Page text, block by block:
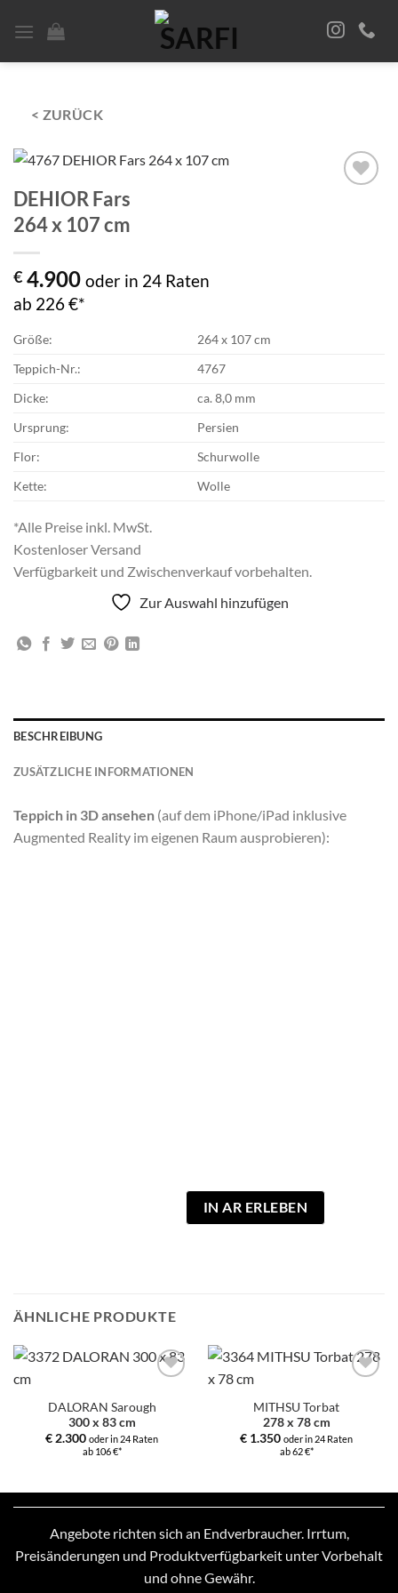
Inhalt
< ZURÜCK
DEHIOR Fars
264 x 107 cm
€ 4.900 oder in 24 Raten
ab 226 €*
Größe:
264 x 107 cm
Teppich-Nr.:
4767
Dicke:
ca. 8,0 mm
Ursprung:
Persien
Flor:
Schurwolle
Kette:
Wolle
*Alle Preise inkl. MwSt.
Kostenloser Versand
Verfügbarkeit und Zwischenverkauf vorbehalten.
Zur Auswahl hinzufügen
BESCHREIBUNG
ZUSÄTZLICHE INFORMATIONEN
Teppich in 3D ansehen (auf dem iPhone/iPad inklusive
Augmented Reality im eigenen Raum ausprobieren):
IN AR ERLEBEN
ÄHNLICHE PRODUKTE
Auswahl
hinzufügen
DALORAN Sarough
300 x 83 cm
€ 2.300 oder in 24 Raten
ab 106 €*
Auswahl
hinzufügen
MITHSU Torbat
278 x 78 cm
€ 1.350 oder in 24 Raten
ab 62 €*
Angebote richten sich an Endverbraucher. Irrtum,
Preisänderungen und Produktverfügbarkeit unter Vorbehalt
und ohne Gewähr.